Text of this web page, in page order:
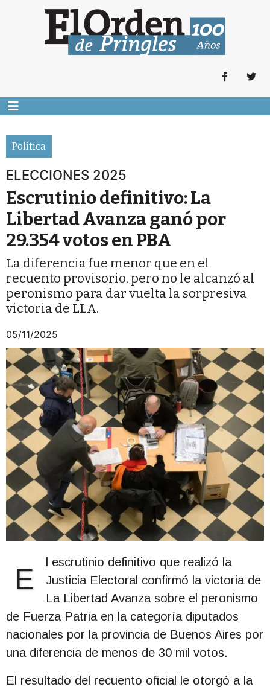
Política
ELECCIONES 2025
Escrutinio definitivo: La
Libertad Avanza ganó por
29.354 votos en PBA
La diferencia fue menor que en el
recuento provisorio, pero no le alcanzó al
peronismo para dar vuelta la sorpresiva
victoria de LLA.
05/11/2025
E
l escrutinio definitivo que realizó la
Justicia Electoral confirmó la victoria de
La Libertad Avanza sobre el peronismo
de Fuerza Patria en la categoría diputados
nacionales por la provincia de Buenos Aires por
una diferencia de menos de 30 mil votos.
El resultado del recuento oficial le otorgó a la